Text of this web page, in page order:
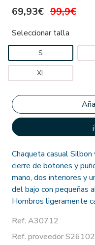
69,93€ 99,9€
Seleccionar talla
S
XL
Chaqueta casual
cierre de botones y
mano, dos interiores y
del bajo con pequeñas
Hombros ligeramente
Ref. A30712
Ref. proveedor